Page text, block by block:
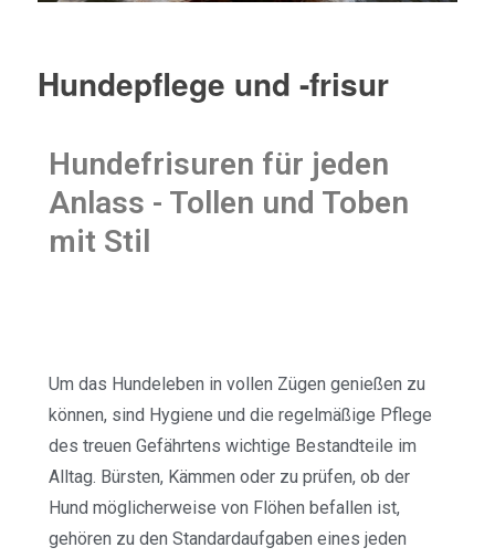
Hundepflege und -frisur
Hundefrisuren für jeden
Anlass - Tollen und Toben
mit Stil
Um das Hundeleben in vollen Zügen genießen zu
können, sind Hygiene und die regelmäßige Pflege
des treuen Gefährtens wichtige Bestandteile im
Alltag. Bürsten, Kämmen oder zu prüfen, ob der
Hund möglicherweise von Flöhen befallen ist,
gehören zu den Standardaufgaben eines jeden